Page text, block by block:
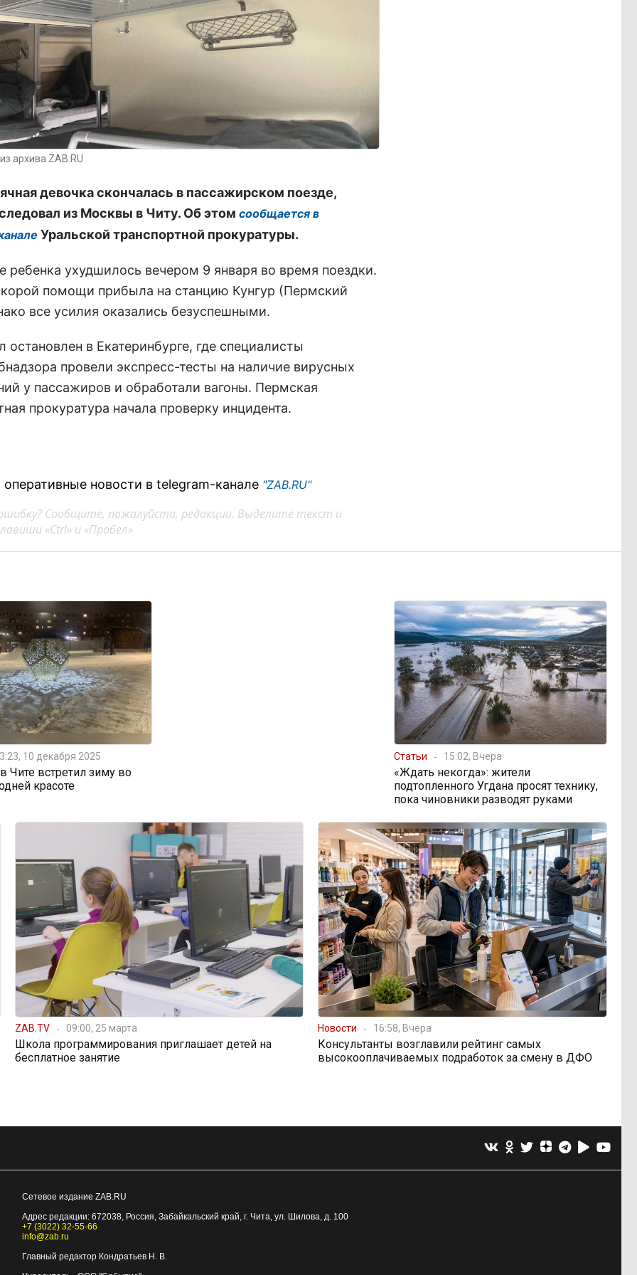
архива ZAB.RU
девочка скончалась в пассажирском поезде,
из Москвы в Читу. Об этом сообщается в
Уральской транспортной прокуратуры.
ребенка ухудшилось вечером 9 января во время поездки.
помощи прибыла на станцию Кунгур (Пермский
все усилия оказались безуспешными.
остановлен в Екатеринбурге, где специалисты
провели экспресс-тесты на наличие вирусных
у пассажиров и обработали вагоны. Пермская
прокуратура начала проверку инцидента.
новости в telegram-канале "ZAB.RU"
Сообщите, пожалуйста, редакции. Выделите текст и
«Ctrl» и «Пробел»
10 декабря 2025
встретил зиму во
красоте
Статьи 15:02, Вчера
«Ждать некогда»: жители
подтопленного Угдана просят технику,
пока чиновники разводят руками
ZAB.TV 09:00, 25 марта
Школа программирования приглашает детей на
бесплатное занятие
Новости 16:58, Вчера
Консультанты возглавили рейтинг самых
высокооплачиваемых подработок за смену в ДФО
Сетевое издание ZAB.RU
Адрес редакции: 672038, Россия, Забайкальский край, г. Чита, ул. Шилова, д. 100
+7 (3022) 32-55-66
info@zab.ru
Главный редактор Кондратьев Н. В.